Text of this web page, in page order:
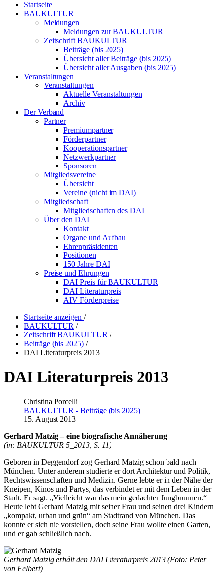
Startseite
BAUKULTUR
Meldungen
Meldungen zur BAUKULTUR
Zeitschrift BAUKULTUR
Beiträge (bis 2025)
Übersicht aller Beiträge (bis 2025)
Übersicht aller Ausgaben (bis 2025)
Veranstaltungen
Veranstaltungen
Aktuelle Veranstaltungen
Archiv
Der Verband
Partner
Premiumpartner
Förderpartner
Kooperationspartner
Netzwerkpartner
Sponsoren
Mitgliedsvereine
Übersicht
Vereine (nicht im DAI)
Mitgliedschaft
Mitgliedschaften des DAI
Über den DAI
Kontakt
Organe und Aufbau
Ehrenpräsidenten
Positionen
150 Jahre DAI
Preise und Ehrungen
DAI Preis für BAUKULTUR
DAI Literaturpreis
AIV Förderpreise
Startseite anzeigen /
BAUKULTUR /
Zeitschrift BAUKULTUR /
Beiträge (bis 2025) /
DAI Literaturpreis 2013
DAI Literaturpreis 2013
Christina Porcelli
BAUKULTUR - Beiträge (bis 2025)
15. August 2013
Gerhard Matzig – eine biografische Annäherung
(in: BAUKULTUR 5_2013, S. 11)
Geboren in Deggendorf zog Gerhard Matzig schon bald nach
München. Unter anderem studierte er dort Architektur und Politik,
Rechtswissenschaften und Medizin. Gerne lebte er in der Nähe der
Kneipen, Kinos und Partys, das verbindet er mit dem Leben in der
Stadt. Er sagt: „Vielleicht war das mein gedachter Jungbrunnen.“
Heute lebt Gerhard Matzig mit seiner Frau und seinen drei Kindern
„kompakt, urban und grün“ am Stadtrand von München. Das
konnte er sich nie vorstellen, doch seine Frau wollte einen Garten,
und er gab schließlich nach.
Gerhard Matzig erhält den DAI Literaturpreis 2013 (Foto: Peter
von Felbert)